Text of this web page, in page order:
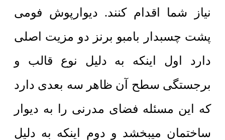
نیاز شما اقدام کنند. دیوارپوش فومی
پشت چسبدار بامبو برنز دو مزیت اصلی
دارد اول اینکه به دلیل نوع قالب و
برجستگی سطح آن ظاهر سه بعدی دارد
که این مسئله فضای مدرنی را به دیوار
ساختمان میبخشد و دوم اینکه به دلیل